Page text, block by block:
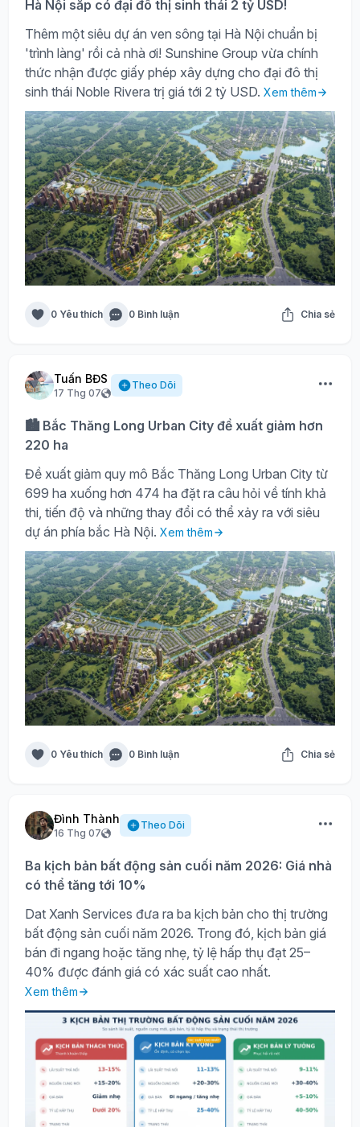
Hà Nội sắp có đại đô thị sinh thái 2 tỷ USD!
Thêm một siêu dự án ven sông tại Hà Nội chuẩn bị
'trình làng' rồi cả nhà ơi! Sunshine Group vừa chính
thức nhận được giấy phép xây dựng cho đại đô thị
sinh thái Noble Rivera trị giá tới 2 tỷ USD. Xem thêm
0 Yêu thích 0 Bình luận Chia sẻ
Tuấn BĐS
17 Thg 07
Theo Dõi
🏙️ Bắc Thăng Long Urban City đề xuất giảm hơn
220 ha
Đề xuất giảm quy mô Bắc Thăng Long Urban City từ
699 ha xuống hơn 474 ha đặt ra câu hỏi về tính khả
thi, tiến độ và những thay đổi có thể xảy ra với siêu
dự án phía bắc Hà Nội. Xem thêm
0 Yêu thích 0 Bình luận Chia sẻ
Đình Thành
16 Thg 07
Theo Dõi
Ba kịch bản bất động sản cuối năm 2026: Giá nhà
có thể tăng tới 10%
Dat Xanh Services đưa ra ba kịch bản cho thị trường
bất động sản cuối năm 2026. Trong đó, kịch bản giá
bán đi ngang hoặc tăng nhẹ, tỷ lệ hấp thụ đạt 25–
40% được đánh giá có xác suất cao nhất.
Xem thêm